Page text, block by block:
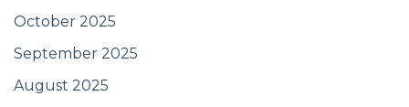
October 2025
September 2025
August 2025